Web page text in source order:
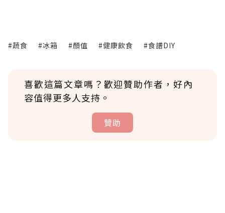
#蔬食 #冰箱 #顏值 #健康飲食 #食譜DIY
喜歡這篇文章嗎？歡迎贊助作者，好內
容值得更多人支持。
贊助